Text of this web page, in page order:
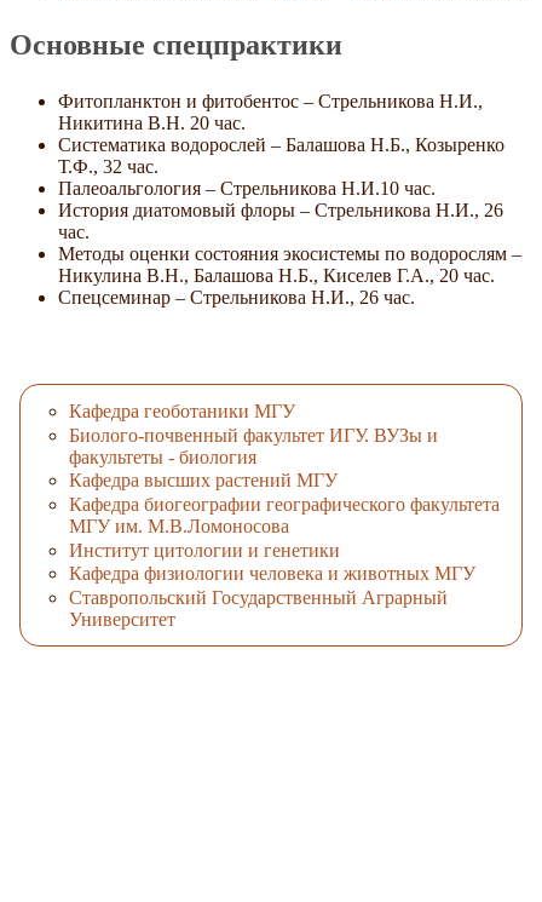
Основные спецпрактики
Фитопланктон и фитобентос – Стрельникова Н.И.,
Никитина В.Н. 20 час.
Систематика водорослей – Балашова Н.Б., Козыренко
Т.Ф., 32 час.
Палеоальгология – Стрельникова Н.И.10 час.
История диатомовый флоры – Стрельникова Н.И., 26
час.
Методы оценки состояния экосистемы по водорослям –
Никулина В.Н., Балашова Н.Б., Киселев Г.А., 20 час.
Спецсеминар – Стрельникова Н.И., 26 час.
Кафедра геоботаники МГУ
Биолого-почвенный факультет ИГУ. ВУЗы и
факультеты - биология
Кафедра высших растений МГУ
Кафедра биогеографии географического факультета
МГУ им. М.В.Ломоносова
Институт цитологии и генетики
Кафедра физиологии человека и животных МГУ
Ставропольский Государственный Аграрный
Университет